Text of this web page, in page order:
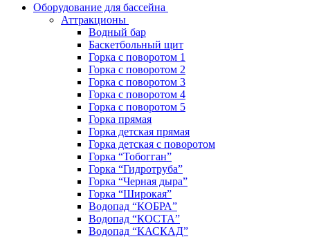
Оборудование для бассейна
Аттракционы
Водный бар
Баскетбольный щит
Горка с поворотом 1
Горка с поворотом 2
Горка с поворотом 3
Горка с поворотом 4
Горка с поворотом 5
Горка прямая
Горка детская прямая
Горка детская с поворотом
Горка “Тобогган”
Горка “Гидротруба”
Горка “Черная дыра”
Горка “Широкая”
Водопад “КОБРА”
Водопад “КОСТА”
Водопад “КАСКАД”